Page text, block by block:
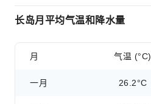
长岛月平均气温和降水量
月 气温 (°C)
一月 26.2°C